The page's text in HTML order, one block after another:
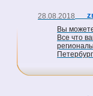
28.08.2018
Вы
Все что